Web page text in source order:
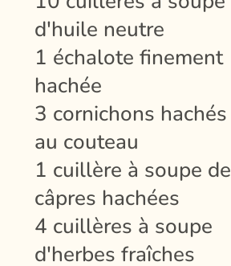
d'huile neutre
1 échalote finement
hachée
3 cornichons hachés
au couteau
1 cuillère à soupe de
câpres hachées
4 cuillères à soupe
d'herbes fraîches